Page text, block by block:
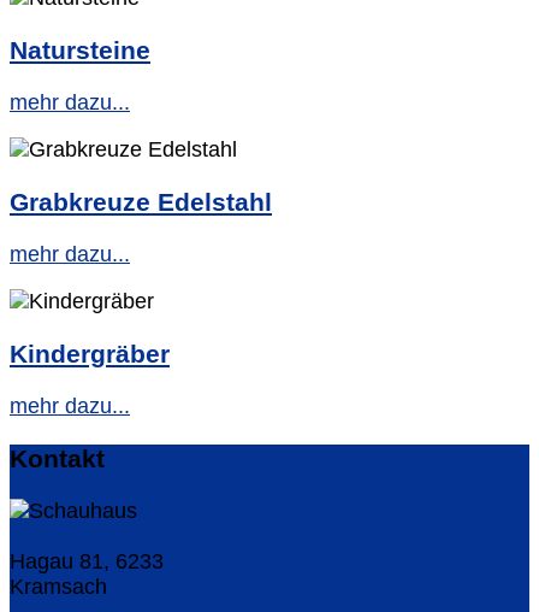
Natursteine
mehr dazu...
Grabkreuze Edelstahl
mehr dazu...
Kindergräber
mehr dazu...
Kontakt
Hagau 81, 6233
Kramsach